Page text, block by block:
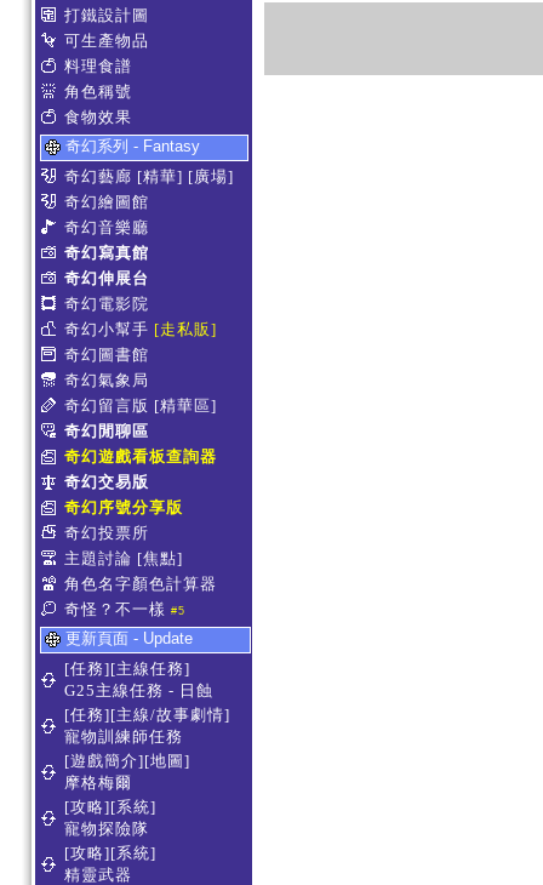
打鐵設計圖
可生產物品
料理食譜
角色稱號
食物效果
奇幻系列 - Fantasy
奇幻藝廊 [精華] [廣場]
奇幻繪圖館
奇幻音樂廳
奇幻寫真館
奇幻伸展台
奇幻電影院
奇幻小幫手 [走私販]
奇幻圖書館
奇幻氣象局
奇幻留言版 [精華區]
奇幻閒聊區
奇幻遊戲看板查詢器
奇幻交易版
奇幻序號分享版
奇幻投票所
主題討論 [焦點]
角色名字顏色計算器
奇怪？不一樣 #5
更新頁面 - Update
[任務][主線任務]
G25主線任務 - 日蝕
[任務][主線/故事劇情]
寵物訓練師任務
[遊戲簡介][地圖]
摩格梅爾
[攻略][系統]
寵物探險隊
[攻略][系統]
精靈武器